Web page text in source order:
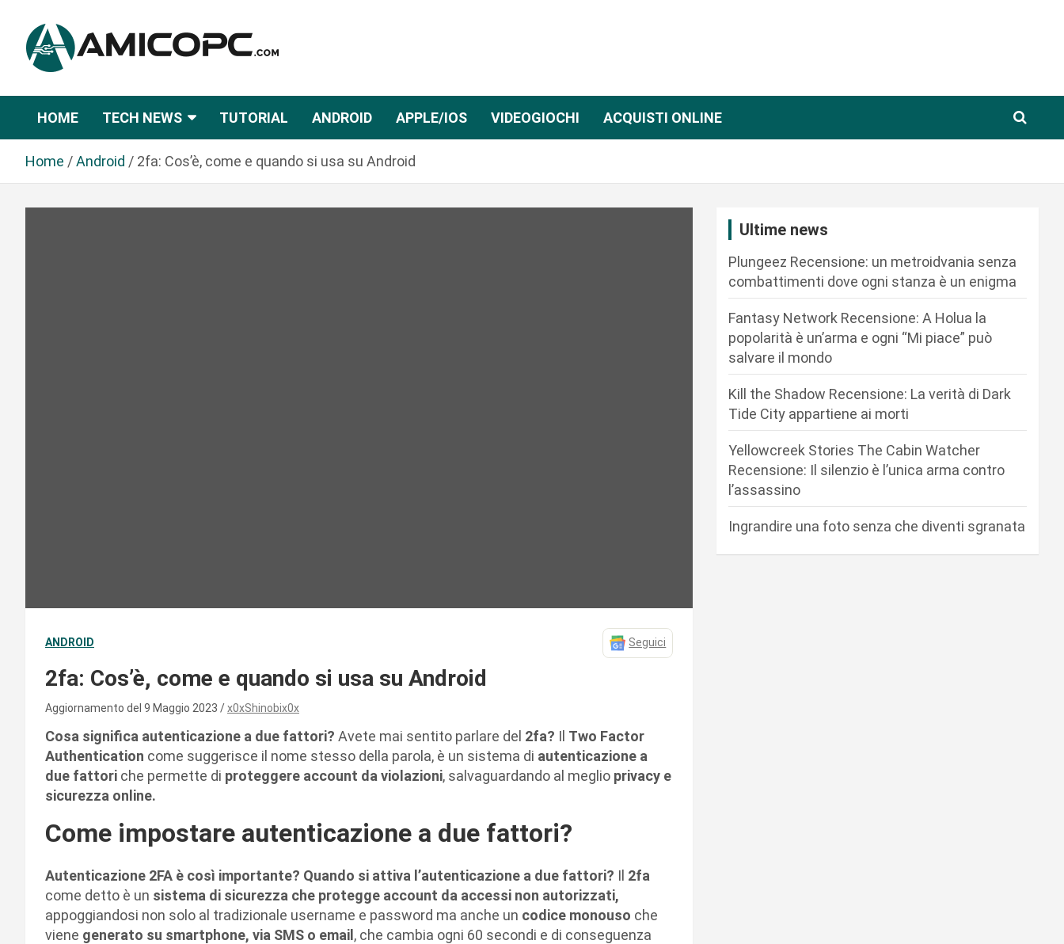
n
Amicopc.com
HOME TECH NEWS TUTORIAL ANDROID APPLE/IOS VIDEOGIOCHI ACQUISTI ONLINE
Home Android 2fa: Cos’è, come e quando si usa su Android
ANDROID Seguici
2fa: Cos’è, come e quando si usa su Android
Aggiornamento del 9 Maggio 2023 x0xShinobix0x
Cosa significa autenticazione a due fattori? Avete mai sentito parlare del 2fa? Il Two Factor
Authentication come suggerisce il nome stesso della parola, è un sistema di autenticazione a
due fattori che permette di proteggere account da violazioni, salvaguardando al meglio privacy e
sicurezza online.
Come impostare autenticazione a due fattori?
Autenticazione 2FA è così importante? Quando si attiva l’autenticazione a due fattori? Il 2fa
come detto è un sistema di sicurezza che protegge account da accessi non autorizzati,
appoggiandosi non solo al tradizionale username e password ma anche un codice monouso che
viene generato su smartphone, via SMS o email , che cambia ogni 60 secondi e di conseguenza
Ultime news
Plungeez Recensione: un metroidvania senza
combattimenti dove ogni stanza è un enigma
Fantasy Network Recensione: A Holua la
popolarità è un’arma e ogni “Mi piace” può
salvare il mondo
Kill the Shadow Recensione: La verità di Dark
Tide City appartiene ai morti
Yellowcreek Stories The Cabin Watcher
Recensione: Il silenzio è l’unica arma contro
l’assassino
Ingrandire una foto senza che diventi sgranata